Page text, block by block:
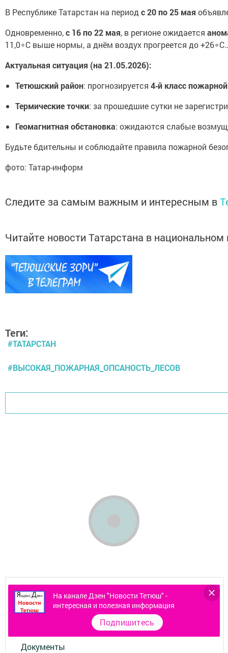
В Республике Татарстан на период с 20 по 25 мая
Одновременно,с 16 по 22 мая, в регионе ожидается
11,0∘C выше нормы, а днём воздух прогреется до
Актуальная ситуация (на 21.05.2026):
Тетюшский район: прогнозируется 4‑й класс
Термические точки: за прошедшие сутки не
Геомагнитная обстановка: ожидаются слабые
Будьте бдительны и соблюдайте правила пожарной
фото: Татар-информ
Следите за самым важным и интересным в
Читайте новости Татарстана в
Теги:
#ТАТАРСТАН
#ВЫСОКАЯ_ПОЖАРНАЯ_ОПСАНОСТЬ_ЛЕСОВ
Контакты
Документы
На канале Дзен "Новости Тетюш" -
интересная и полезная информация
Подпишитесь